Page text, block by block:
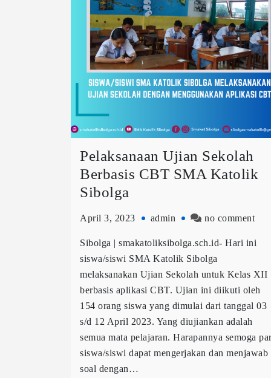
Pelaksanaan Ujian Sekolah
Berbasis CBT SMA Katolik
Sibolga
April 3, 2023 admin no comment
Sibolga | smakatoliksibolga.sch.id- Hari ini
siswa/siswi SMA Katolik Sibolga
melaksanakan Ujian Sekolah untuk Kelas XII
berbasis aplikasi CBT. Ujian ini diikuti oleh
154 orang siswa yang dimulai dari tanggal 03
s/d 12 April 2023. Yang diujiankan adalah
semua mata pelajaran. Harapannya semoga
siswa/siswi dapat mengerjakan dan menjawab
soal dengan…